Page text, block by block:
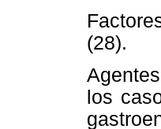
(28).
los